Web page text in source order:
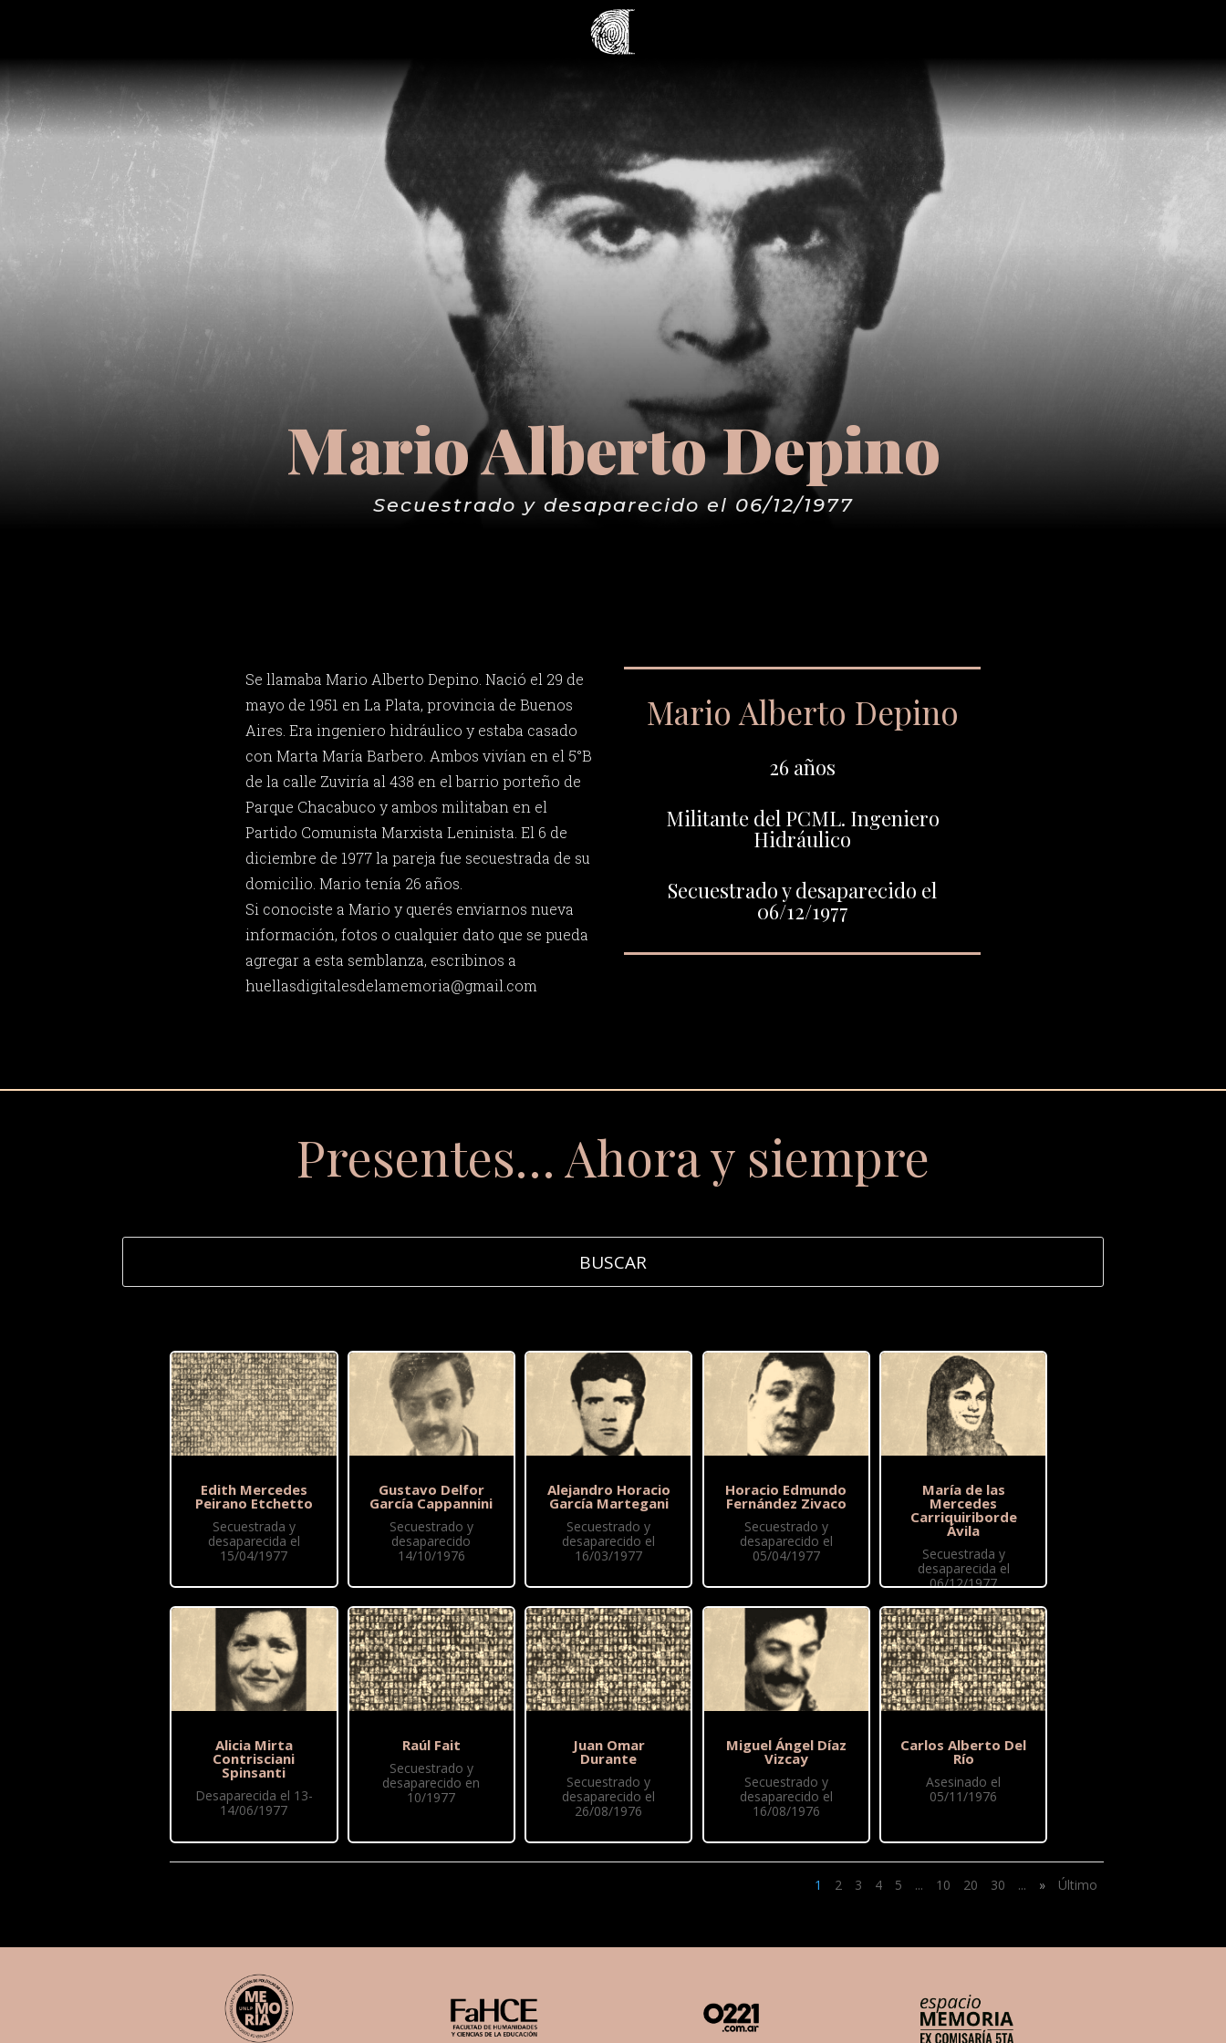
Mario Alberto Depino
Secuestrado y desaparecido el 06/12/1977
Se llamaba Mario Alberto Depino. Nació el 29 de
mayo de 1951 en La Plata, provincia de Buenos
Aires. Era ingeniero hidráulico y estaba casado
con Marta María Barbero. Ambos vivían en el 5°B
de la calle Zuviría al 438 en el barrio porteño de
Parque Chacabuco y ambos militaban en el
Partido Comunista Marxista Leninista. El 6 de
diciembre de 1977 la pareja fue secuestrada de su
domicilio. Mario tenía 26 años.
Si conociste a Mario y querés enviarnos nueva
información, fotos o cualquier dato que se pueda
agregar a esta semblanza, escribinos a
huellasdigitalesdelamemoria@gmail.com
Mario Alberto Depino
26 años
Militante del PCML. Ingeniero
Hidráulico
Secuestrado y desaparecido el
06/12/1977
Presentes… Ahora y siempre
Edith Mercedes
Peirano Etchetto
Secuestrada y
desaparecida el
15/04/1977
Alicia Mirta
Contrisciani
Spinsanti
Desaparecida el 13-
14/06/1977
Gustavo Delfor
García Cappannini
Secuestrado y
desaparecido
14/10/1976
Raúl Fait
Secuestrado y
desaparecido en
10/1977
Alejandro Horacio
García Martegani
Secuestrado y
desaparecido el
16/03/1977
Juan Omar
Durante
Secuestrado y
desaparecido el
26/08/1976
Horacio Edmundo
Fernández Zivaco
Secuestrado y
desaparecido el
05/04/1977
Miguel Ángel Díaz
Vizcay
Secuestrado y
desaparecido el
16/08/1976
María de las
Mercedes
Carriquiriborde
Ávila
Secuestrada y
desaparecida el
06/12/1977
Carlos Alberto Del
Río
Asesinado el
05/11/1976
1 2 3 4 5 ... 10 20 30 ... » Último